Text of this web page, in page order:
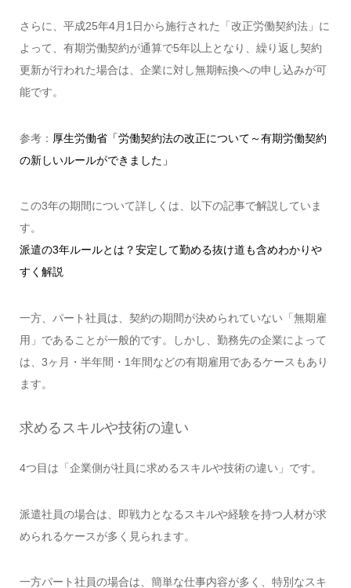
さらに、平成25年4月1日から施行された「改正労働契約法」に
よって、有期労働契約が通算で5年以上となり、繰り返し契約
更新が行われた場合は、企業に対し無期転換への申し込みが可
能です。
参考： 厚生労働省「労働契約法の改正について～有期労働契約
の新しいルールができました」
この3年の期間について詳しくは、以下の記事で解説していま
す。
派遣の3年ルールとは？安定して勤める抜け道も含めわかりや
すく解説
一方、パート社員は、契約の期間が決められていない「無期雇
用」であることが一般的です。しかし、勤務先の企業によって
は、3ヶ月・半年間・1年間などの有期雇用であるケースもあり
ます。
求めるスキルや技術の違い
4つ目は「企業側が社員に求めるスキルや技術の違い」です。
派遣社員の場合は、即戦力となるスキルや経験を持つ人材が求
められるケースが多く見られます。
一方パート社員の場合は、簡単な仕事内容が多く、特別なスキ